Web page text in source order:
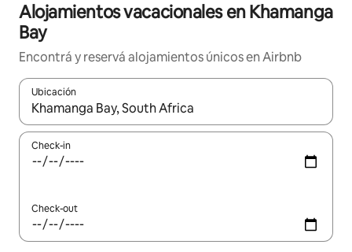
Alojamientos vacacionales en Khamanga
Bay
Encontrá y reservá alojamientos únicos en Airbnb
Ubicación
Cuando los resultados estén disponibles, navegá con las
Check-in
Check-out